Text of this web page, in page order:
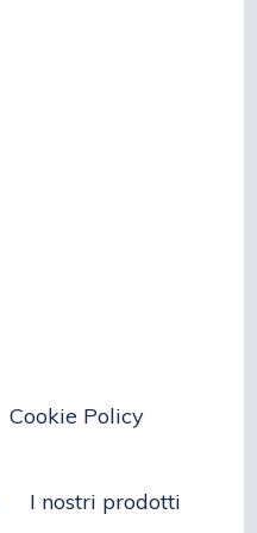
Cookie Policy
I nostri prodotti